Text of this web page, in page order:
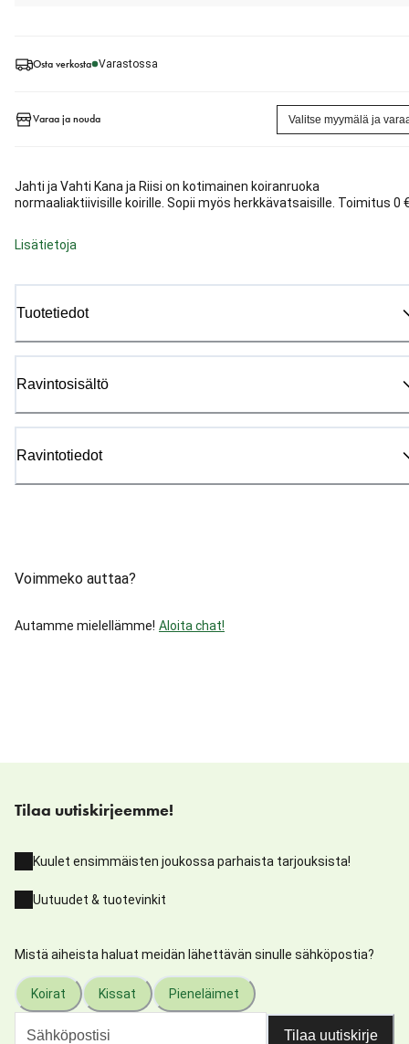
Osta verkosta Varastossa
Varaa ja nouda Valitse myymälä ja
Jahti ja Vahti Kana ja Riisi on kotimainen koiranruoka
normaaliaktiivisille koirille. Sopii myös herkkävatsaisille. Toimitus 0
Lisätietoja
Tuotetiedot
Ravintosisältö
Ravintotiedot
Voimmeko auttaa?
Autamme mielellämme! Aloita chat!
Tilaa uutiskirjeemme!
Kuulet ensimmäisten joukossa parhaista tarjouksista!
Uutuudet & tuotevinkit
Mistä aiheista haluat meidän lähettävän sinulle sähköpostia?
Koirat Kissat Pieneläimet
Tilaa uutiskirje